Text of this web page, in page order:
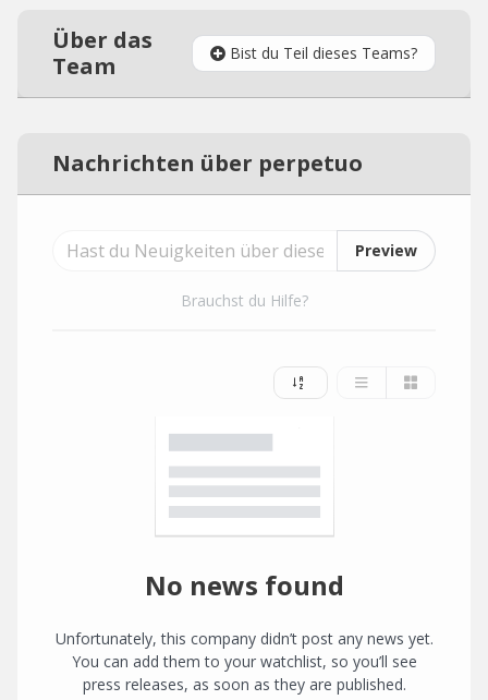
Über das
Team
Bist du Teil dieses Teams?
Nachrichten über perpetuo
Preview
Brauchst du Hilfe?
No news found
Unfortunately, this company didn’t post any news yet.
You can add them to your watchlist, so you’ll see
press releases, as soon as they are published.